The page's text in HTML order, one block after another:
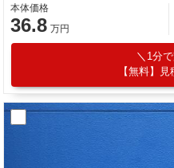
本体価格
36.8 万円
1分
【無料】